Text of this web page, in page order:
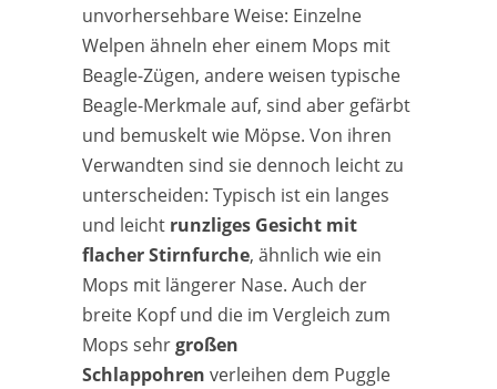
unvorhersehbare Weise: Einzelne
Welpen ähneln eher einem Mops mit
Beagle-Zügen, andere weisen typische
Beagle-Merkmale auf, sind aber gefärbt
und bemuskelt wie Möpse. Von ihren
Verwandten sind sie dennoch leicht zu
unterscheiden: Typisch ist ein langes
und leicht runzliges Gesicht mit
flacher Stirnfurche, ähnlich wie ein
Mops mit längerer Nase. Auch der
breite Kopf und die im Vergleich zum
Mops sehrgroßen
Schlappohren verleihen dem Puggle